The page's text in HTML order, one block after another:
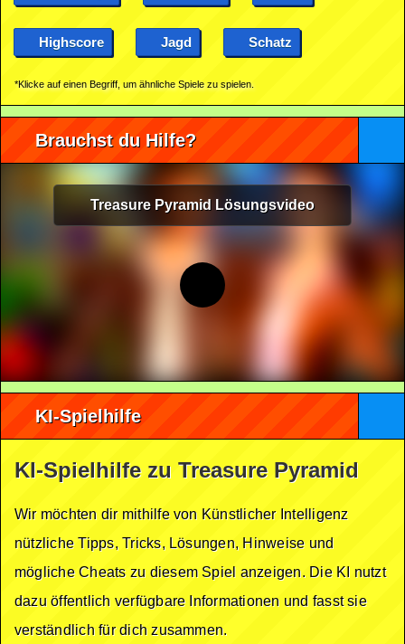
Highscore Jagd Schatz
*Klicke auf einen Begriff, um ähnliche Spiele zu spielen.
Brauchst du Hilfe?
Treasure Pyramid Lösungsvideo
KI-Spielhilfe
KI-Spielhilfe zu Treasure Pyramid
Wir möchten dir mithilfe von Künstlicher Intelligenz
nützliche Tipps, Tricks, Lösungen, Hinweise und
mögliche Cheats zu diesem Spiel anzeigen. Die KI nutzt
dazu öffentlich verfügbare Informationen und fasst sie
verständlich für dich zusammen.